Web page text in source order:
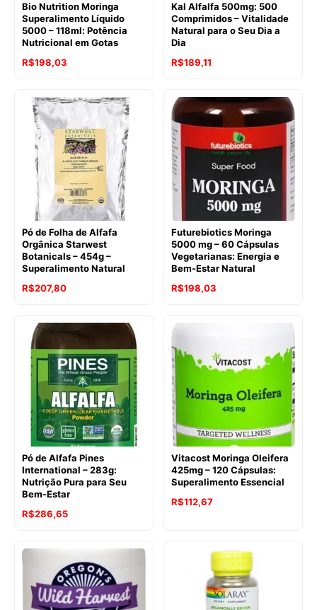
Bio Nutrition Moringa
Superalimento Líquido
5000 – 118ml: Potência
Nutricional em Gotas
O
original
era:
R$240,92.
R$198,03
atual
R$198,03.
Kal Alfalfa 500mg: 500
Comprimidos – Vitalidade
Natural para o Seu Dia a
Dia
O
original
era:
R$247,96.
R$189,11
atual
é:
R$189,11.
Pó de Folha de Alfafa
Orgânica Starwest
Botanicals – 454g –
Superalimento Natural
O
original
era:
R$250,85.
R$207,80O
atual
R$207,80.
Futurebiotics Moringa
5000 mg – 60 Cápsulas
Vegetarianas: Energia e
Bem-Estar Natural
O
original
R$241,03.
R$198,03
R$198,03.
Pó de Alfafa Pines
International – 283g:
Nutrição Pura para Seu
Bem-Estar
O
original
R$307,13.
R$286,65O
é:
R$286,65.
Vitacost Moringa Oleifera
425mg – 120 Cápsulas:
Superalimento Essencial
R$112,67